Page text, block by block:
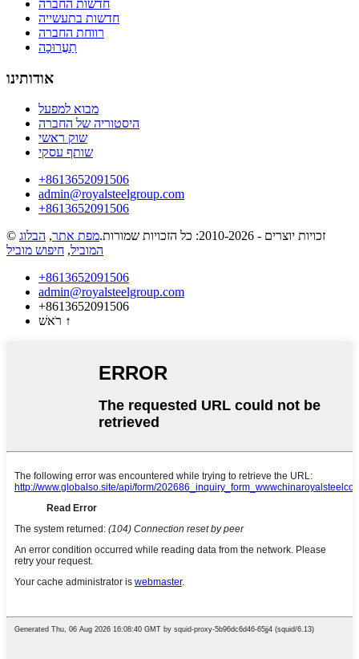
חדשות החברה
חדשות בתעשייה
רווחת החברה
תַעֲרוּכָה
אודותינו
מבוא למפעל
היסטוריה של החברה
שוק ראשי
שותף עסקי
‎+8613652091506
admin@royalsteelgroup.com
‎+8613652091506
© זכויות יוצרים - 2010-2026: כל הזכויות שמורות.
מפת אתר, הבלוג
המוביל, חיפוש מוביל
‎+8613652091506
admin@royalsteelgroup.com
‎+8613652091506
רֹאשׁ ↑